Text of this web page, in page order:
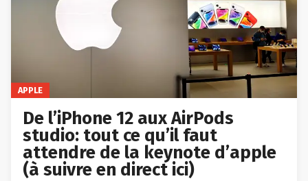
APPLE
De l’iPhone 12 aux AirPods
studio: tout ce qu’il faut
attendre de la keynote d’apple
(à suivre en direct ici)